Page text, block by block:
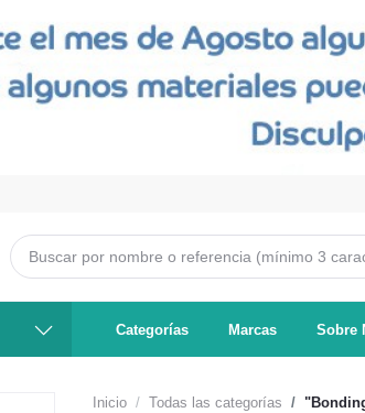
Categorías Marcas Sobre
Inicio Todas las categorías